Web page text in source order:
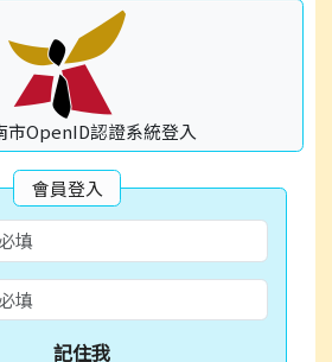
市OpenID認證系統登入
會員登入
記住我